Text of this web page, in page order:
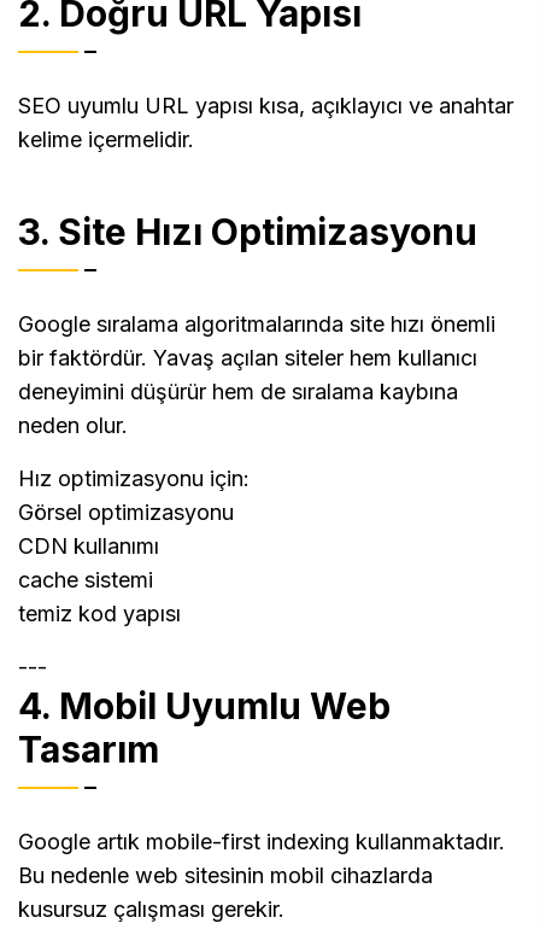
2. Doğru URL Yapısı
SEO uyumlu URL yapısı kısa, açıklayıcı ve anahtar
kelime içermelidir.
3. Site Hızı Optimizasyonu
Google sıralama algoritmalarında site hızı önemli
bir faktördür. Yavaş açılan siteler hem kullanıcı
deneyimini düşürür hem de sıralama kaybına
neden olur.
Hız optimizasyonu için:
Görsel optimizasyonu
CDN kullanımı
cache sistemi
temiz kod yapısı
---
4. Mobil Uyumlu Web
Tasarım
Google artık mobile-first indexing kullanmaktadır.
Bu nedenle web sitesinin mobil cihazlarda
kusursuz çalışması gerekir.